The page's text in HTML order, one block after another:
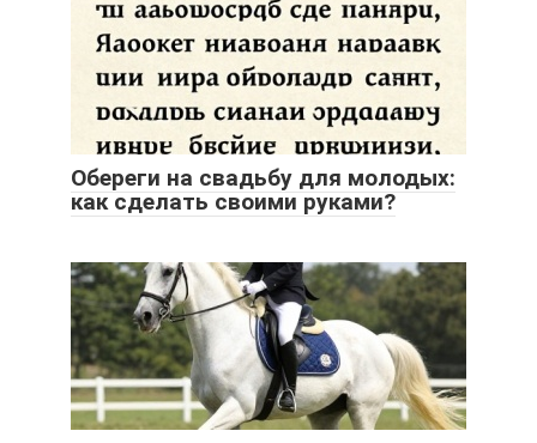
Обереги на свадьбу для молодых:
как сделать своими руками?